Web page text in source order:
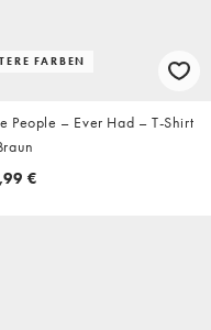
FARBEN
People – Ever Had – T-Shirt
€